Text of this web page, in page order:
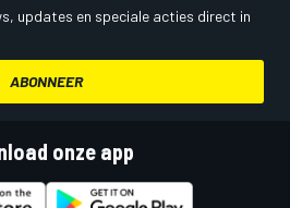
updates en speciale acties direct in
ABONNEER
onze app